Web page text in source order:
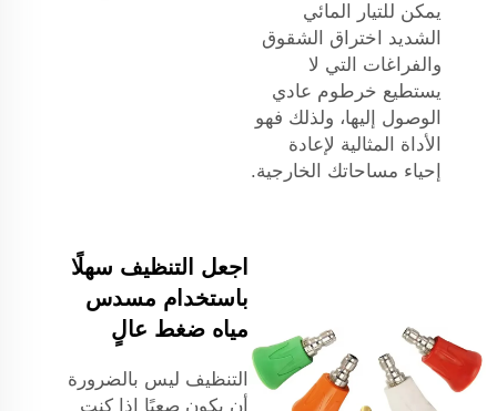
يمكن للتيار المائي
الشديد اختراق الشقوق
والفراغات التي لا
يستطيع خرطوم عادي
الوصول إليها، ولذلك فهو
الأداة المثالية لإعادة
إحياء مساحاتك الخارجية.
اجعل التنظيف سهلًا
باستخدام مسدس
مياه ضغط عالٍ
التنظيف ليس بالضرورة
أن يكون صعبًا إذا كنت